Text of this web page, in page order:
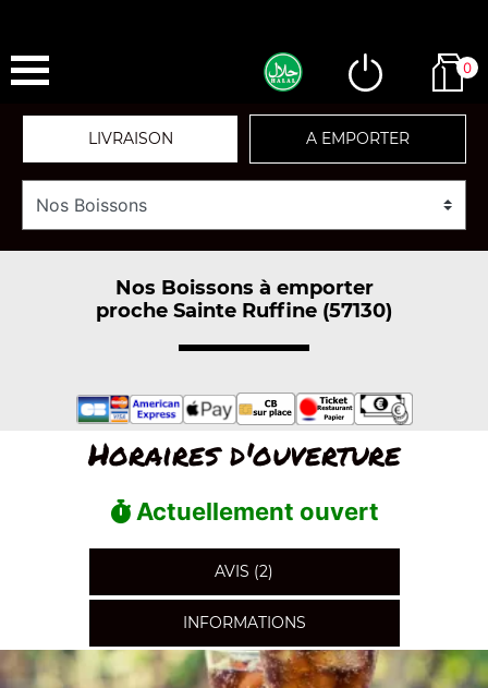
0
LIVRAISON A EMPORTER
Nos Boissons à emporter
proche Sainte Ruffine (57130)
Horaires d'ouverture
Actuellement ouvert
AVIS (2)
INFORMATIONS